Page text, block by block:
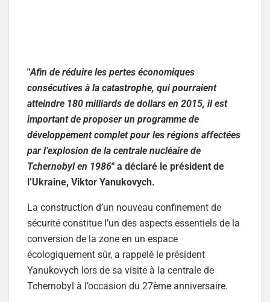
"Afin de réduire les pertes économiques
consécutives à la catastrophe, qui pourraient
atteindre 180 milliards de dollars en 2015, il est
important de proposer un programme de
développement complet pour les régions affectées
par l’explosion de la centrale nucléaire de
Tchernobyl en 1986" a déclaré le président de
l’Ukraine, Viktor Yanukovych.
La construction d’un nouveau confinement de
sécurité constitue l’un des aspects essentiels de la
conversion de la zone en un espace
écologiquement sûr, a rappelé le président
Yanukovych lors de sa visite à la centrale de
Tchernobyl à l’occasion du 27ème anniversaire.